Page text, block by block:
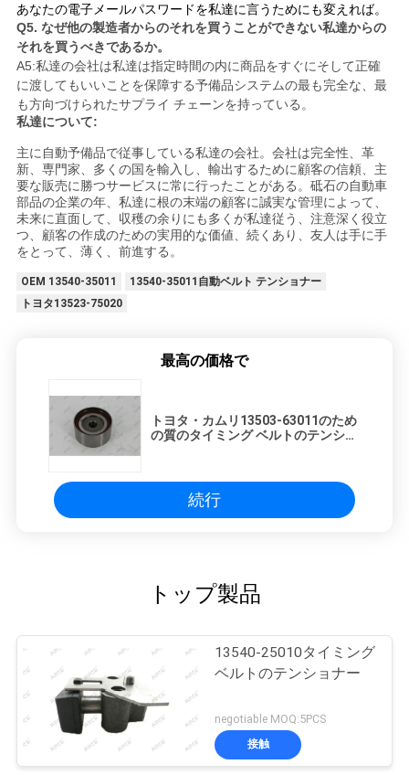
ー
あなたの電子メールパスワードを私達に言うためにも変えれば。
Q5. なぜ他の製造者からのそれを買うことができない私達からの
それを買うべきであるか。
A5:私達の会社は私達は指定時間の内に商品をすぐにそして正確
に渡してもいいことを保障する予備品システムの最も完全な、最
も方向づけられたサプライ チェーンを持っている。
私達について:
主に自動予備品で従事している私達の会社。会社は完全性、革
新、専門家、多くの国を輸入し、輸出するために顧客の信頼、主
要な販売に勝つサービスに常に行ったことがある。砥石の自動車
部品の企業の年、私達に根の末端の顧客に誠実な管理によって、
未来に直面して、収穫の余りにも多くが私達従う、注意深く役立
つ、顧客の作成のための実用的な価値、続くあり、友人は手に手
をとって、薄く、前進する。
OEM 13540-35011
13540-35011自動ベルト テンショナー
トヨタ13523-75020
最高の価格で
トヨタ・カムリ13503-63011のため
の質のタイミング ベルトのテンショ
続行
トップ製品
13540-25010タイミング
ベルトのテンショナー
negotiable MOQ:5PCS
接触